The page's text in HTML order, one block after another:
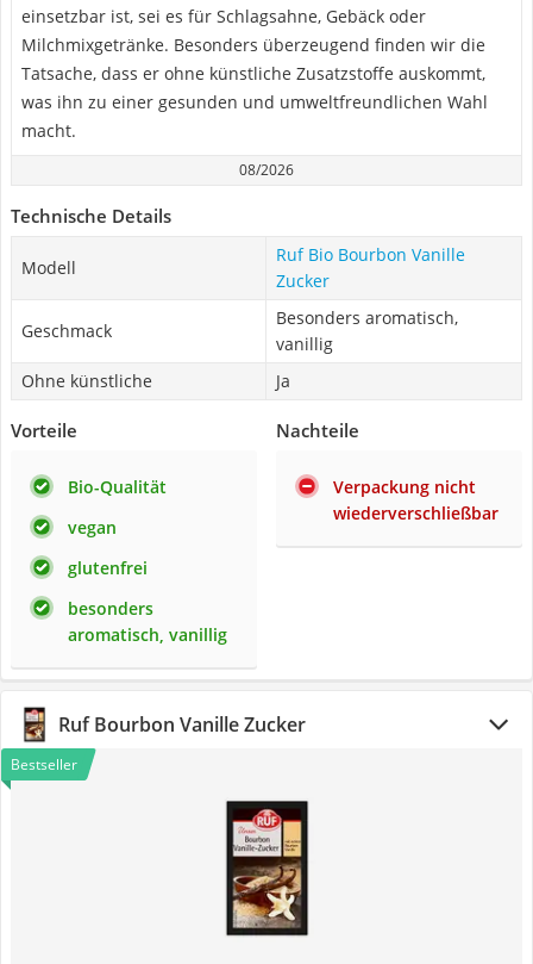
einsetzbar ist, sei es für Schlagsahne, Gebäck oder
Milchmixgetränke. Besonders überzeugend finden wir die
Tatsache, dass er ohne künstliche Zusatzstoffe auskommt,
was ihn zu einer gesunden und umweltfreundlichen Wahl
macht.
08/2026
Technische Details
Modell
Ruf Bio Bourbon Vanille
Zucker
Geschmack
Besonders aromatisch,
vanillig
Ohne künstliche
Ja
Vorteile
Bio-Qualität
vegan
glutenfrei
besonders
aromatisch, vanillig
Nachteile
Verpackung nicht
wiederverschließbar
Ruf Bourbon Vanille Zucker
Bestseller